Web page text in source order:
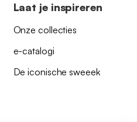
Laat je inspireren
Onze collecties
e-catalogi
De iconische sweeek